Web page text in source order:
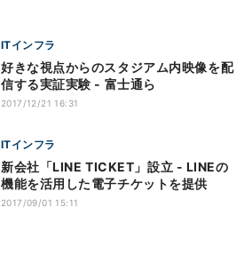
ITインフラ
好きな視点からのスタジアム内映像を配
信する実証実験 - 富士通ら
2017/12/21 16:31
ITインフラ
新会社「LINE TICKET」設立 - LINEの
機能を活用した電子チケットを提供
2017/09/01 15:11